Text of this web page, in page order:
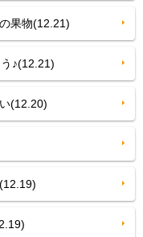
果物(12.21)
♪(12.21)
(12.20)